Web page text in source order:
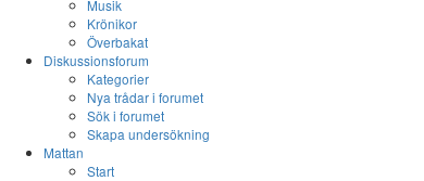
Musik
Krönikor
Överbakat
Diskussionsforum
Kategorier
Nya trådar i forumet
Sök i forumet
Skapa undersökning
Mattan
Start